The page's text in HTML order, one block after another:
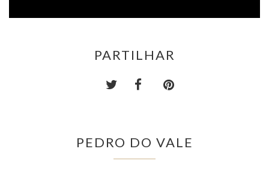
PARTILHAR
PEDRO DO VALE